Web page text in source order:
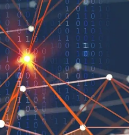
Mastère